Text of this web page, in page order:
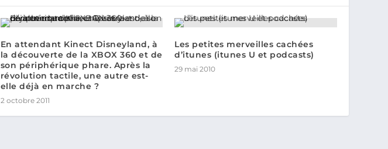
En attendant Kinect Disneyland, à
la découverte de la XBOX 360 et de
son périphérique phare. Après la
révolution tactile, une autre est-
elle déjà en marche ?
2 octobre 2011
Les petites merveilles cachées
d’itunes (itunes U et podcasts)
29 mai 2010